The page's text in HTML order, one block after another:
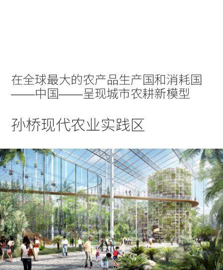
在全球最大的农产品生产国和消耗国
——中国——呈现城市农耕新模型
孙桥现代农业实践区